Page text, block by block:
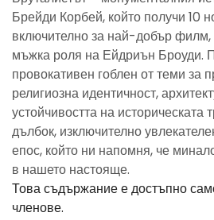
Брейди Корбей, който получи 10
включително за най-добър
мъжка роля на Ейдриън Броуди.
провокативен гоблен от теми за
религиозна идентичност,
устойчивостта на историческата
дълбок, изключително
епос, който ни напомня, че
в нашето настояще.
Това съдържание е достъпно
членове.